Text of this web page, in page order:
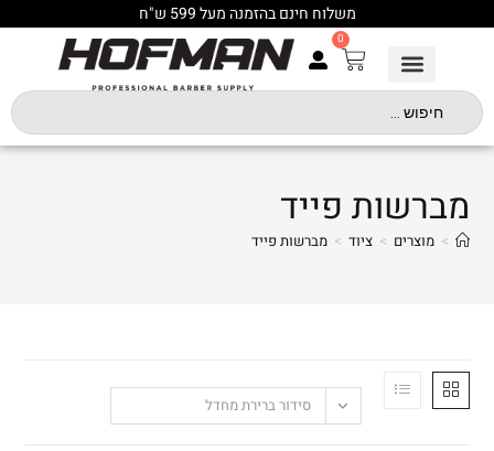
משלוח חינם בהזמנה מעל 599 ש"ח
0
מברשות פייד
> מוצרים > ציוד > מברשות פייד
סידור ברירת מחדל